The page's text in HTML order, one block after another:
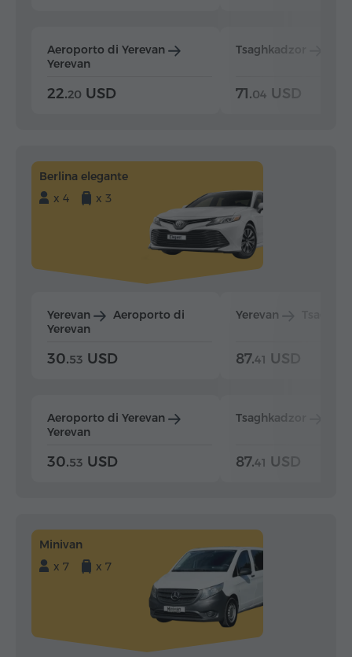
Aeroporto di Yerevan
Yerevan
22.20 USD
Tsaghkadzor
71.04 USD
Berlina elegante
x 4
x 3
Yerevan
Aeroporto di
Yerevan
30.53 USD
Aeroporto di Yerevan
Yerevan
30.53 USD
Yerevan
87.41 USD
Tsaghkadzor
87.41 USD
Minivan
x 7
x 7